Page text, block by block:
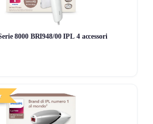
applicato nel carrello. Venduto e
8000 BRI948/00 IPL 4 accessori